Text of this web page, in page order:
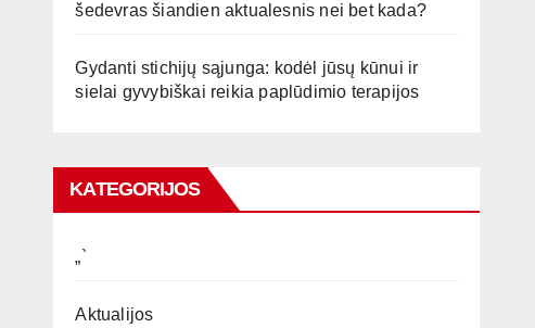
šedevras šiandien aktualesnis nei bet kada?
Gydanti stichijų sąjunga: kodėl jūsų kūnui ir
sielai gyvybiškai reikia paplūdimio terapijos
KATEGORIJOS
„`
Aktualijos